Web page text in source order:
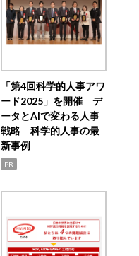
「第4回科学的人事アワ
ード2025」を開催 デ
ータとAIで変わる人事
戦略 科学的人事の最
新事例
PR